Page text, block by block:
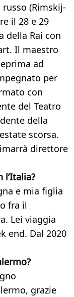
(Rimskij-
il 28 e 29
della Rai con
Il maestro
ad
per
con
del Teatro
della
scorsa.
direttore
e mia figlia
fra il
Lei viaggia
end. Dal 2020
grazie